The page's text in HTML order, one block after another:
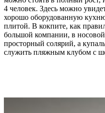
4 человек. Здесь можно
хорошо оборудованную
плитой. В кокпите, как
большой компании, в
просторный солярий, а
служить пляжным клубом с